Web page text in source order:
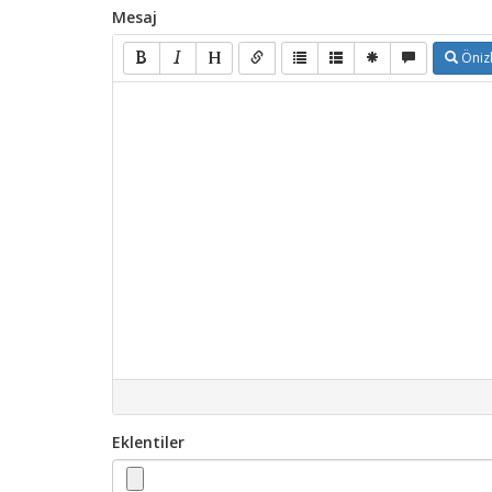
Mesaj
Eklentiler